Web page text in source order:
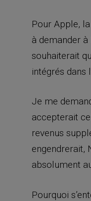
Pour Apple,
à demander
souhaiterait
intégrés dans
Je me
accepterait
revenus
engendrerait,
absolument
Pourquoi